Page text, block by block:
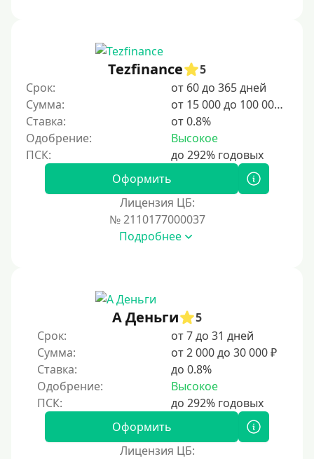
100 дней
4 месяца
5 месяцев
На полгода
10 месяцев
5 лет
Краткосрочные
Долгосрочные
Принятие решения
Tezfinance
5
Срок:
от 60 до 365 дней
Сумма:
от 15 000 до 100 000 ₽
Ставка:
от 0.8%
Одобрение:
Высокое
Оформить
Лицензия ЦБ:
№ 2110177000037
Подробнее
А Деньги
5
Срок:
от 7 до 31 дней
Сумма:
от 2 000 до 30 000 ₽
Ставка:
до 0.8%
Одобрение:
Высокое
Оформить
Лицензия ЦБ: